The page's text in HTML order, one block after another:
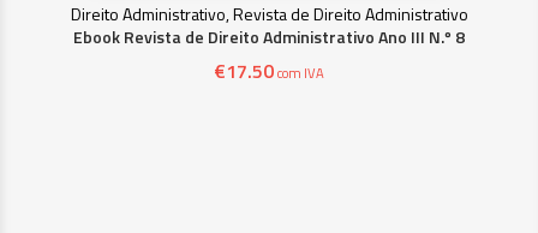
Direito Administrativo, Revista de Direito Administrativo
Ebook Revista de Direito Administrativo Ano III N.º 8
€17.50com IVA